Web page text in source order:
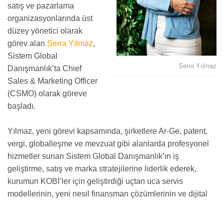
Serra Yılmaz
satış ve pazarlama
organizasyonlarında üst
düzey yönetici olarak
görev alan Serra Yılmaz,
Sistem Global
Danışmanlık’ta Chief
Sales & Marketing Officer
(CSMO) olarak göreve
başladı.
Yılmaz, yeni görevi kapsamında, şirketlere Ar-Ge, patent,
vergi, globalleşme ve mevzuat gibi alanlarda profesyonel
hizmetler sunan Sistem Global Danışmanlık’ın iş
geliştirme, satış ve marka stratejilerine liderlik ederek,
kurumun KOBİ’ler için geliştirdiği uçtan uca servis
modellerinin, yeni nesil finansman çözümlerinin ve dijital